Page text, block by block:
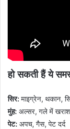
हो सकती हैं ये
सिर:माइग्रेन, थकान,
मुंह: अल्सर, गले में खराश
पेट: अपच, गैस, पेट दर्द